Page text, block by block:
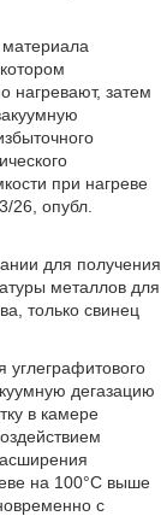
нагревают, затем
при нагреве
опубл.
для получения
металлов для
только свинец
углеграфитового
дегазацию
в камере
на 100°С выше
с